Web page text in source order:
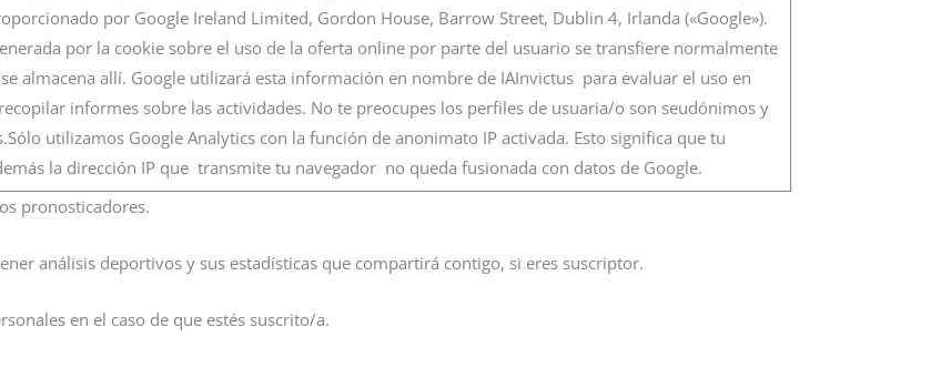
por Google Ireland Limited, Gordon House, Barrow Street, Dublin 4, Irlanda («Google»).
por la cookie sobre el uso de la oferta online por parte del usuario se transfiere normalmente
almacena allí. Google utilizará esta información en nombre de IAInvictus para evaluar el uso en
informes sobre las actividades. No te preocupes los perfiles de usuaria/o son seudónimos y
utilizamos Google Analytics con la función de anonimato IP activada. Esto significa que tu
la dirección IP que transmite tu navegador no queda fusionada con datos de Google.
pronosticadores.
análisis deportivos y sus estadísticas que compartirá contigo, si eres suscriptor.
en el caso de que estés suscrito/a.